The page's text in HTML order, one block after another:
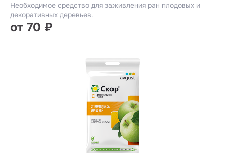
Необходимое средство для заживления ран плодовых и
декоративных деревьев.
от 70 ₽